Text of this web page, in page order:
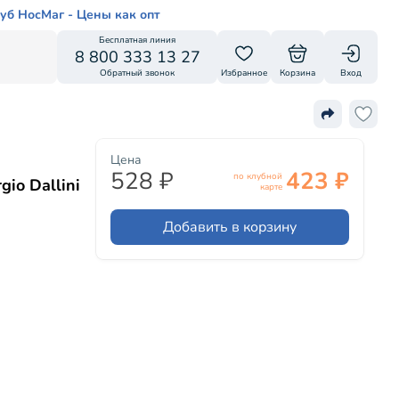
НосМаг - Цены как опт
Бесплатная линия
8 800 333 13 27
Обратный звонок Избранное Корзина Вход
Dallini
Цена
528 ₽
по клубной
карте 423 ₽
Добавить в корзину